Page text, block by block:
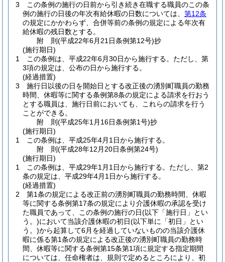
3
この条例の施行の日前から引き続き在職する職員のこの条
例の施行の日後の年次有給休暇の日数については、 第12条
の規定にかかわらず、合併等前の条例の規定による年次有
給休暇の残日数とする。
附 則(平成22年6月21日条例第12号)抄
(施行期日)
1
この条例は、平成22年6月30日から施行する。 ただし、第
3項の規定は、公布の日から施行する。
(経過措置)
3
施行日以後の日を開始日とする改正後の湧別町職員の勤務
時間、休暇等に関する条例第8条の規定による請求を行おう
とする職員は、施行日前においても、これらの請求を行う
ことができる。
附 則(平成25年1月16日条例第1号)抄
(施行期日)
1
この条例は、平成25年4月1日から施行する。
附 則(平成28年12月20日条例第24号)
(施行期日)
1
この条例は、平成29年1月1日から施行する。 ただし、第2
条の規定は、平成29年4月1日から施行する。
(経過措置)
2
第1条の規定による改正前の湧別町職員の勤務時間、休暇
等に関する条例第17条の規定により介護休暇の承認を受け
た職員であって、この条例の施行の日(以下「施行日」とい
う。)において当該介護休暇の初日(以下単に「初日」とい
う。)から起算して6月を経過していないものの当該介護休
暇に係る第1条の規定による改正後の湧別町職員の勤務時
間、休暇等に関する条例第15条第1項に規定する指定期間
については、任命権者は、規則で定めるところにより、初